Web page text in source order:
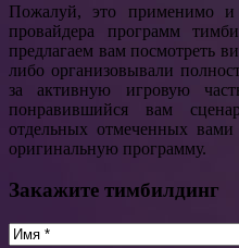
Пожалуй, это применимо и
провайдера программ
предлагаем вам посмотреть
либо организовывали
за активную игровую
понравившийся вам
отдельных отмеченных
оригинальную программу.
Закажите тимбилдинг